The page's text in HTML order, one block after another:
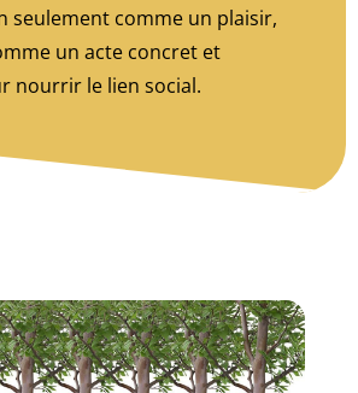
seulement comme un plaisir,
un acte concret et
nourrir le lien social.